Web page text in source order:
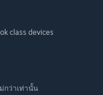
class devices
กว่าเท่านั้น